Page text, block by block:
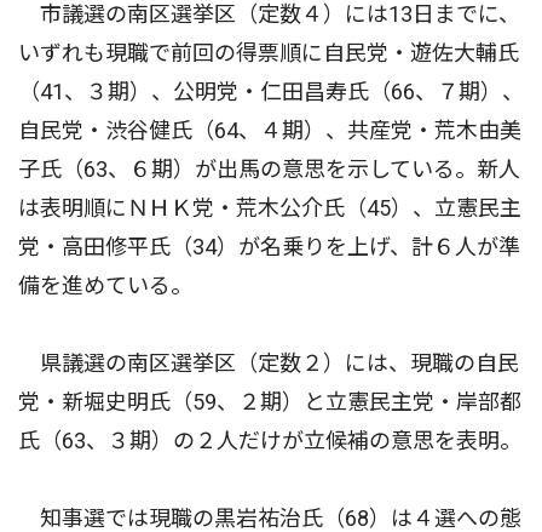
市議選の南区選挙区（定数４）には13日までに、
いずれも現職で前回の得票順に自民党・遊佐大輔氏
（41、３期）、公明党・仁田昌寿氏（66、７期）、
自民党・渋谷健氏（64、４期）、共産党・荒木由美
子氏（63、６期）が出馬の意思を示している。新人
は表明順にＮＨＫ党・荒木公介氏（45）、立憲民主
党・高田修平氏（34）が名乗りを上げ、計６人が準
備を進めている。
県議選の南区選挙区（定数２）には、現職の自民
党・新堀史明氏（59、２期）と立憲民主党・岸部都
氏（63、３期）の２人だけが立候補の意思を表明。
知事選では現職の黒岩祐治氏（68）は４選への態